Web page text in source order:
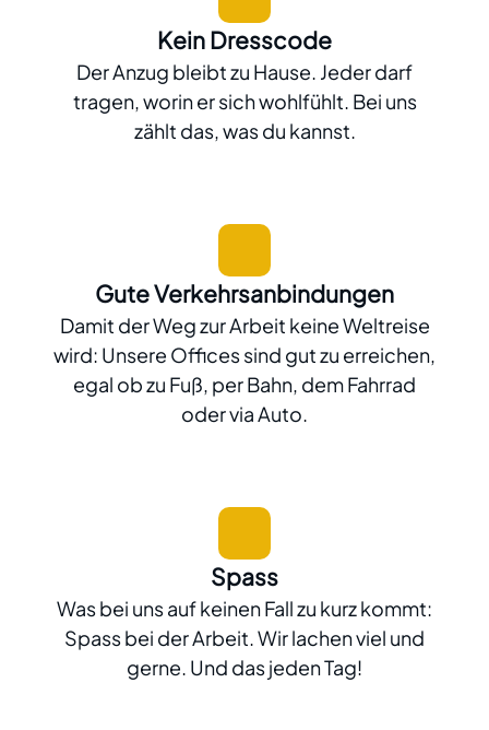
Kein Dresscode
Der Anzug bleibt zu Hause. Jeder darf
tragen, worin er sich wohlfühlt. Bei uns
zählt das, was du kannst.
Gute Verkehrsanbindungen
Damit der Weg zur Arbeit keine Weltreise
wird: Unsere Offices sind gut zu erreichen,
egal ob zu Fuß, per Bahn, dem Fahrrad
oder via Auto.
Spass
Was bei uns auf keinen Fall zu kurz kommt:
Spass bei der Arbeit. Wir lachen viel und
gerne. Und das jeden Tag!